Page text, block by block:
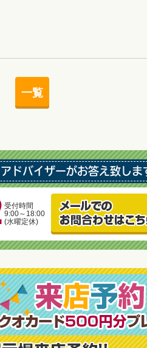
一覧
ドバイザーがお答え致しま
受付時間
9:00～18:00
(水曜定休)